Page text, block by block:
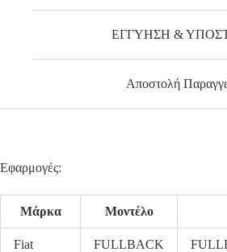
ΕΓΓΥΗΣΗ &
Αποστολή
Εφαρμογές:
Μάρκα Μοντέλο
Fiat FULLBACK